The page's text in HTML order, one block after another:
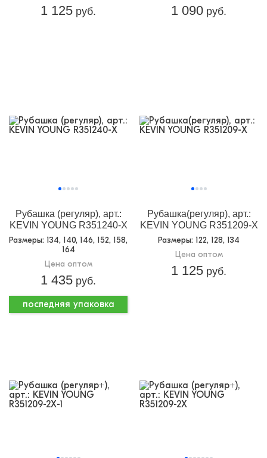
1 125 руб. 1 090 руб.
Рубашка (регуляр), арт.:
KEVIN YOUNG R351240-X
Размеры: 134, 140, 146, 152, 158,
164
Цена оптом
1 435 руб.
Рубашка(регуляр), арт.:
KEVIN YOUNG R351209-X
Размеры: 122, 128, 134
Цена оптом
1 125 руб.
последняя упаковка